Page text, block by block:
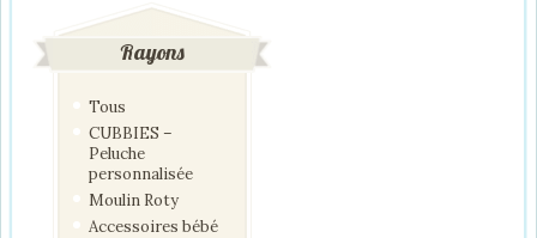
Rayons
Tous
CUBBIES –
Peluche
personnalisée
Moulin Roty
Accessoires bébé